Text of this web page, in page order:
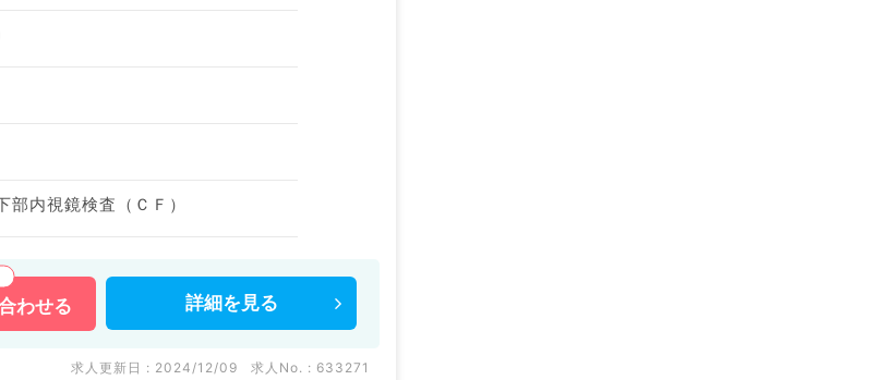
内視鏡検査（ＣＦ）
わせる 詳細を 見る
求人更新日 : 2024/12/09 求人No. : 633271